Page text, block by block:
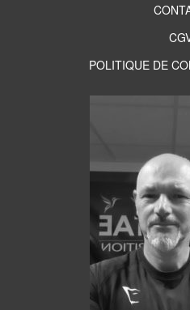
POLITIQUE DE